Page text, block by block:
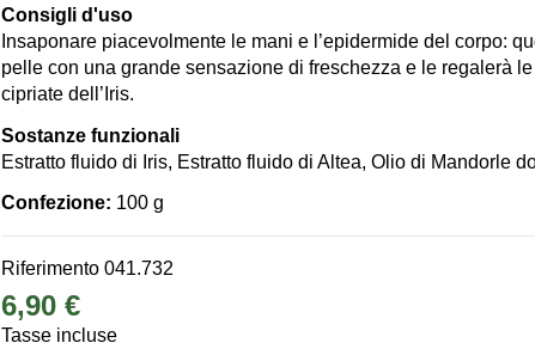
Consigli d'uso
Insaponare piacevolmente le mani e l’epidermide del corpo:
pelle con una grande sensazione di freschezza e le regalerà
cipriate dell’Iris.
Sostanze funzionali
Estratto fluido di Iris, Estratto fluido di Altea, Olio di Mandorle
Confezione: 100 g
Riferimento 041.732
6,90 €
Tasse incluse